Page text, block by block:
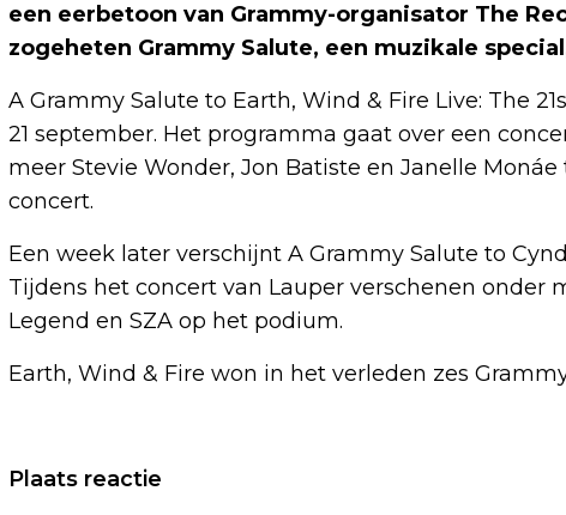
een eerbetoon van Grammy-organisator The
zogeheten Grammy Salute, een muzikale
A Grammy Salute to Earth, Wind & Fire Live: The
21 september. Het programma gaat over een
meer Stevie Wonder, Jon Batiste en Janelle
concert.
Een week later verschijnt A Grammy Salute to
Tijdens het concert van Lauper verschenen onder
Legend en SZA op het podium.
Earth, Wind & Fire won in het verleden zes
Vorig artikel
Plaats reactie